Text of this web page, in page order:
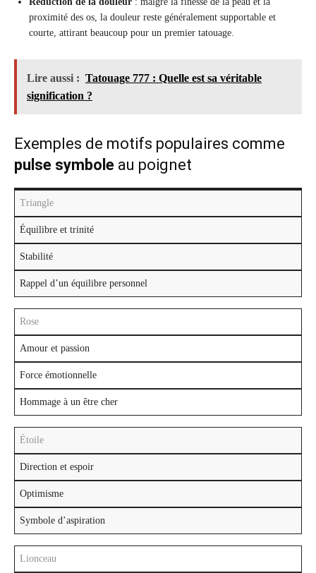
proximité des os, la douleur reste généralement supportable et
courte, attirant beaucoup pour un premier tatouage.
Lire aussi : Tatouage 777 : Quelle est sa véritable
signification ?
Exemples de motifs populaires comme
pulse symbole au poignet
Triangle
Équilibre et trinité
Stabilité
Rappel d’un équilibre personnel
Rose
Amour et passion
Force émotionnelle
Hommage à un être cher
Étoile
Direction et espoir
Optimisme
Symbole d’aspiration
Lionceau